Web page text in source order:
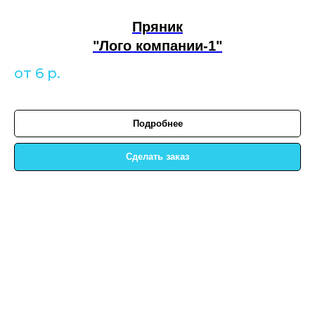
Пряник
"Лого компании-1"
от 6 р.
Подробнее
Сделать заказ